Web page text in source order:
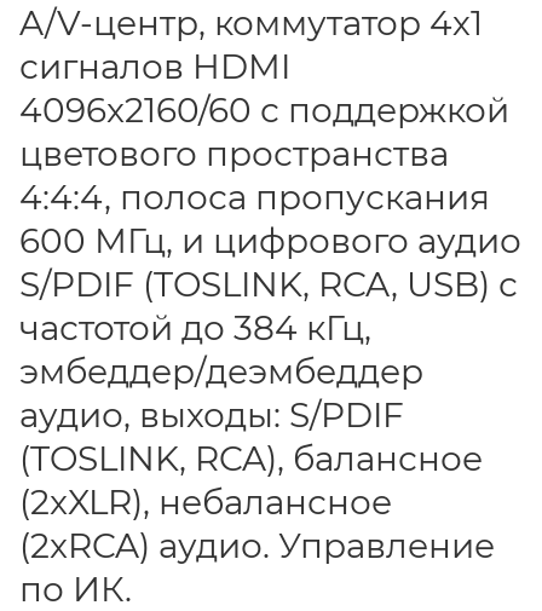
A/V-центр, коммутатор 4х1
сигналов HDMI
4096x2160/60 с поддержкой
цветового пространства
4:4:4, полоса пропускания
600 МГц, и цифрового аудио
S/PDIF (TOSLINK, RCA, USB) с
частотой до 384 кГц,
эмбеддер/деэмбеддер
аудио, выходы: S/PDIF
(TOSLINK, RCA), балансное
(2xXLR), небалансное
(2xRCA) аудио. Управление
по ИК.